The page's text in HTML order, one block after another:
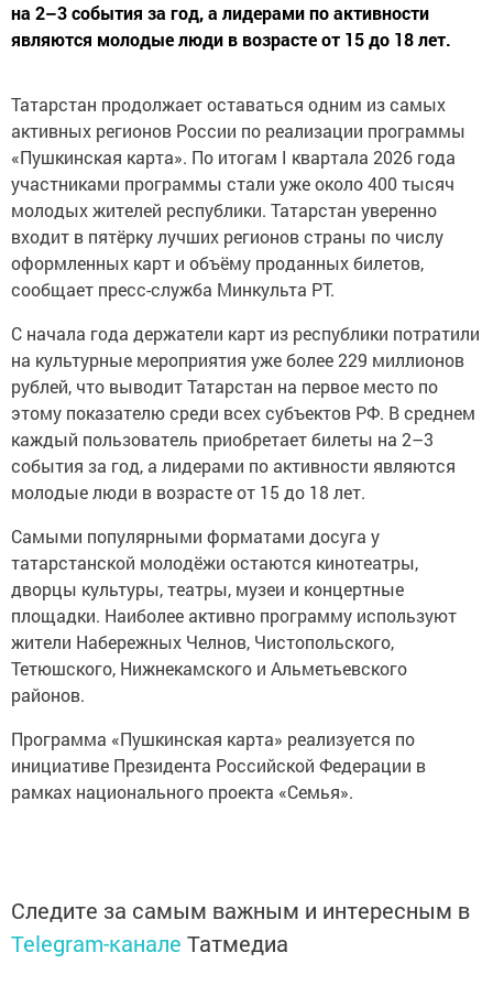
на 2–3 события за год, а лидерами по активности
являются молодые люди в возрасте от 15 до 18 лет.
Татарстан продолжает оставаться одним из самых
активных регионов России по реализации программы
«Пушкинская карта». По итогам I квартала 2026 года
участниками программы стали уже около 400 тысяч
молодых жителей республики. Татарстан уверенно
входит в пятёрку лучших регионов страны по числу
оформленных карт и объёму проданных билетов,
сообщает пресс-служба Минкульта РТ.
С начала года держатели карт из республики потратили
на культурные мероприятия уже более 229 миллионов
рублей, что выводит Татарстан на первое место по
этому показателю среди всех субъектов РФ. В среднем
каждый пользователь приобретает билеты на 2–3
события за год, а лидерами по активности являются
молодые люди в возрасте от 15 до 18 лет.
Самыми популярными форматами досуга у
татарстанской молодёжи остаются кинотеатры,
дворцы культуры, театры, музеи и концертные
площадки. Наиболее активно программу используют
жители Набережных Челнов, Чистопольского,
Тетюшского, Нижнекамского и Альметьевского
районов.
Программа «Пушкинская карта» реализуется по
инициативе Президента Российской Федерации в
рамках национального проекта «Семья».
Следите за самым важным и интересным в
Telegram-канале Татмедиа